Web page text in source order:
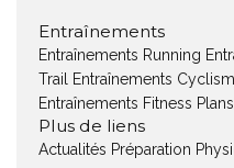
Entraînements
Entraînements Running
Trail
Entraînements
Entraînements Fitness
Plus de liens
Actualités Préparation